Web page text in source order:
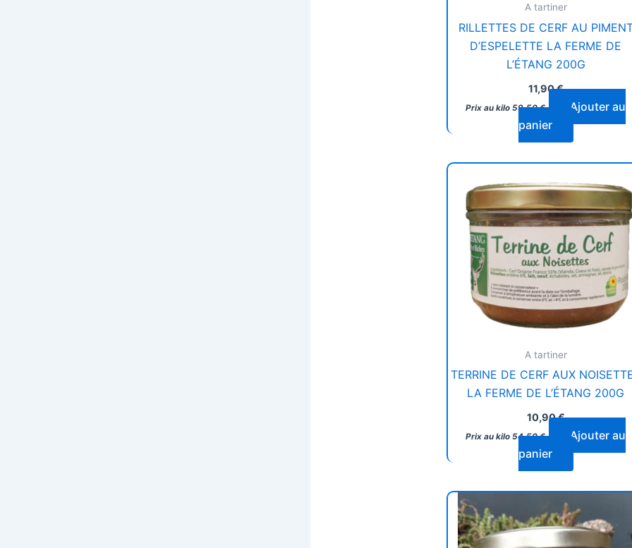
A tartiner
RILLETTES DE CERF AU
D’ESPELETTE LA FERME DE
L’ÉTANG 200G
11,90€
Prix au kilo 59,50€
Ajouter au
panier
A tartiner
TERRINE DE CERF AUX
LA FERME DE L’ÉTANG 200G
10,90€
Prix au kilo 54,50€
Ajouter au
panier